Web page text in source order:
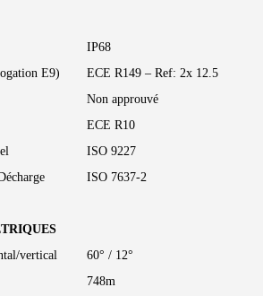
IP68
E9)
ECE R149 – Ref: 2x 12.5
Non approuvé
ECE R10
ISO 9227
ISO 7637-2
vertical
60° / 12°
748m